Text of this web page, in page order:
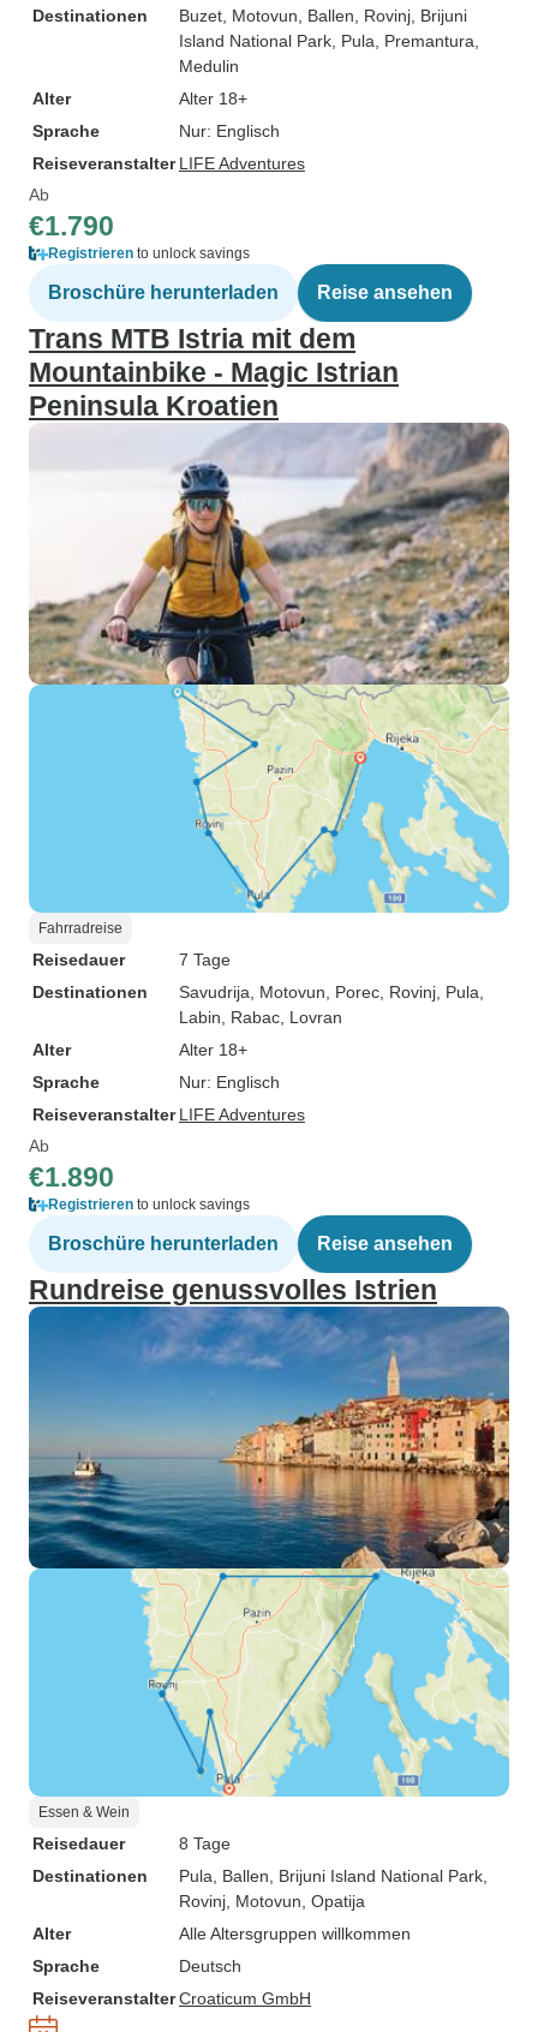
Destinationen Buzet , Motovun , Ballen , Rovinj , Brijuni
Island National Park , Pula , Premantura
Medulin
Alter
Alter 18+
Sprache
Nur: Englisch
Reiseveranstalter LIFE Adventures
Ab
€1.790
Registrieren to unlock savings
Broschüre herunterladen Reise ansehen
Trans MTB Istria mit dem
Mountainbike - Magic Istrian
Peninsula Kroatien
Fahrradreise
Reisedauer
7 Tage
Destinationen
Savudrija , Motovun , Porec , Rovinj , Pula
Labin , Rabac , Lovran
Alter
Alter 18+
Sprache
Nur: Englisch
Reiseveranstalter LIFE Adventures
Ab
€1.890
Registrieren to unlock savings
Broschüre herunterladen Reise ansehen
Rundreise genussvolles Istrien
Essen & Wein
Reisedauer
8 Tage
Destinationen
Pula , Ballen , Brijuni Island National Park
Rovinj , Motovun , Opatija
Alter
Alle Altersgruppen willkommen
Sprache
Deutsch
ReiseveranstalterCroaticum GmbH